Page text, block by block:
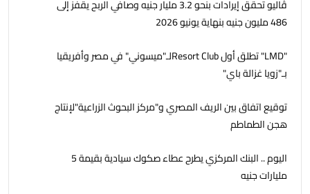
ڤاليو تحقق إيرادات بنحو 3.2 مليار جنيه وصافي الربح يقفز إلى
486 مليون جنيه بنهاية يونيو 2026
"LMD" تطلق أول Resort Clubلـ"ميسوني" في مصر وأفريقيا
بـ"زويا غزالة باي"
توقيع اتفاق بين الريف المصري و"مركز البحوث الزراعية"لإنتاج
هجن الطماطم
اليوم .. البنك المركزي يطرح عطاء صكوك سيادية بقيمة 5
مليارات جنيه